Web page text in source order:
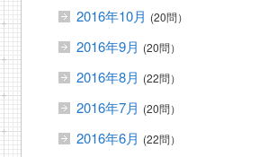
2016年10月 (20問）
2016年9月 (20問）
2016年8月 (22問）
2016年7月 (20問）
2016年6月 (22問）